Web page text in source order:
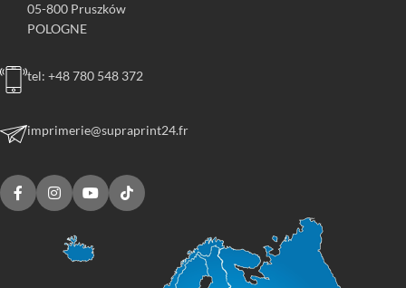
05-800 Pruszków
POLOGNE
tel: +48 780 548 372
imprimerie@supraprint24.fr